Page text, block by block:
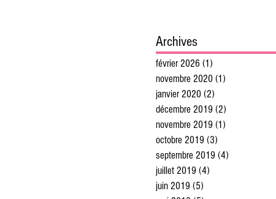
Archives
février 2026 (1)
novembre 2020 (1)
janvier 2020 (2)
décembre 2019 (2)
novembre 2019 (1)
octobre 2019 (3)
septembre 2019 (4)
juillet 2019 (4)
juin 2019 (5)